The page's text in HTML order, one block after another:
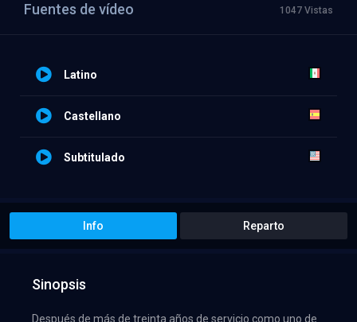
Fuentes de vídeo 1047 Vistas
Latino
Castellano
Subtitulado
Info Reparto
Sinopsis
Después de más de treinta años de servicio como uno de